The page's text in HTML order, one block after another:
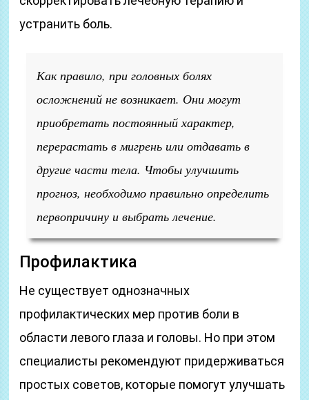
устранить боль.
Как правило, при головных болях
осложнений не возникает. Они могут
приобретать постоянный характер,
перерастать в мигрень или отдавать в
другие части тела. Чтобы улучшить
прогноз, необходимо правильно определить
первопричину и выбрать лечение.
Профилактика
Не существует однозначных
профилактических мер против боли в
области левого глаза и головы. Но при этом
специалисты рекомендуют придерживаться
простых советов, которые помогут улучшать